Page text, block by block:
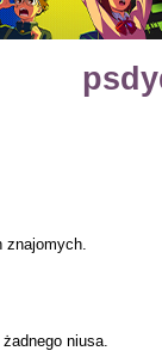
znajomych.
niusa.